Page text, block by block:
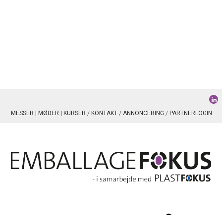
MESSER | MØDER | KURSER KONTAKT ANNONCERING PARTNERLOGIN